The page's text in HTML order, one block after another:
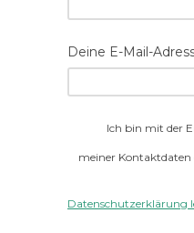
Deine E-Mail-
Ich bin mit der
meiner Kontaktdaten
Datenschutzerklärung